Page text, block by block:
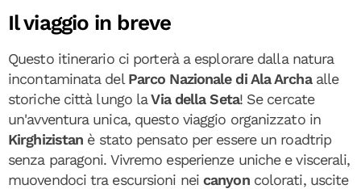
Il viaggio in breve
Questo itinerario ci porterà a esplorare dalla natura
incontaminata del Parco Nazionale di Ala Archaalle
storiche città lungo laVia della Seta! Se cercate
un'avventura unica, questo viaggio organizzato in
Kirghizistan è stato pensato per essere un roadtrip
senza paragoni. Vivremo esperienze uniche e viscerali,
muovendoci tra escursioni neicanyon colorati, uscite